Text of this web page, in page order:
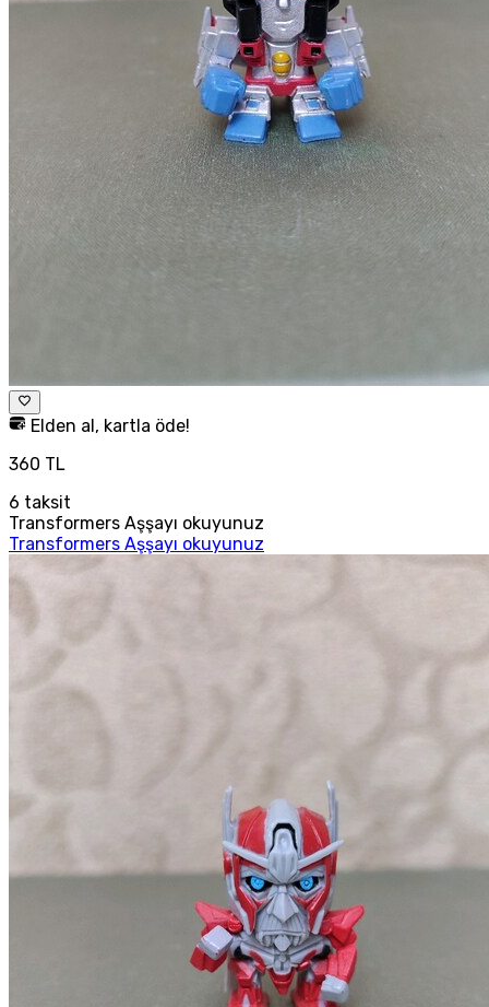
Elden al, kartla öde!
360 TL
6 taksit
Transformers Aşşayı okuyunuz
Transformers Aşşayı okuyunuz